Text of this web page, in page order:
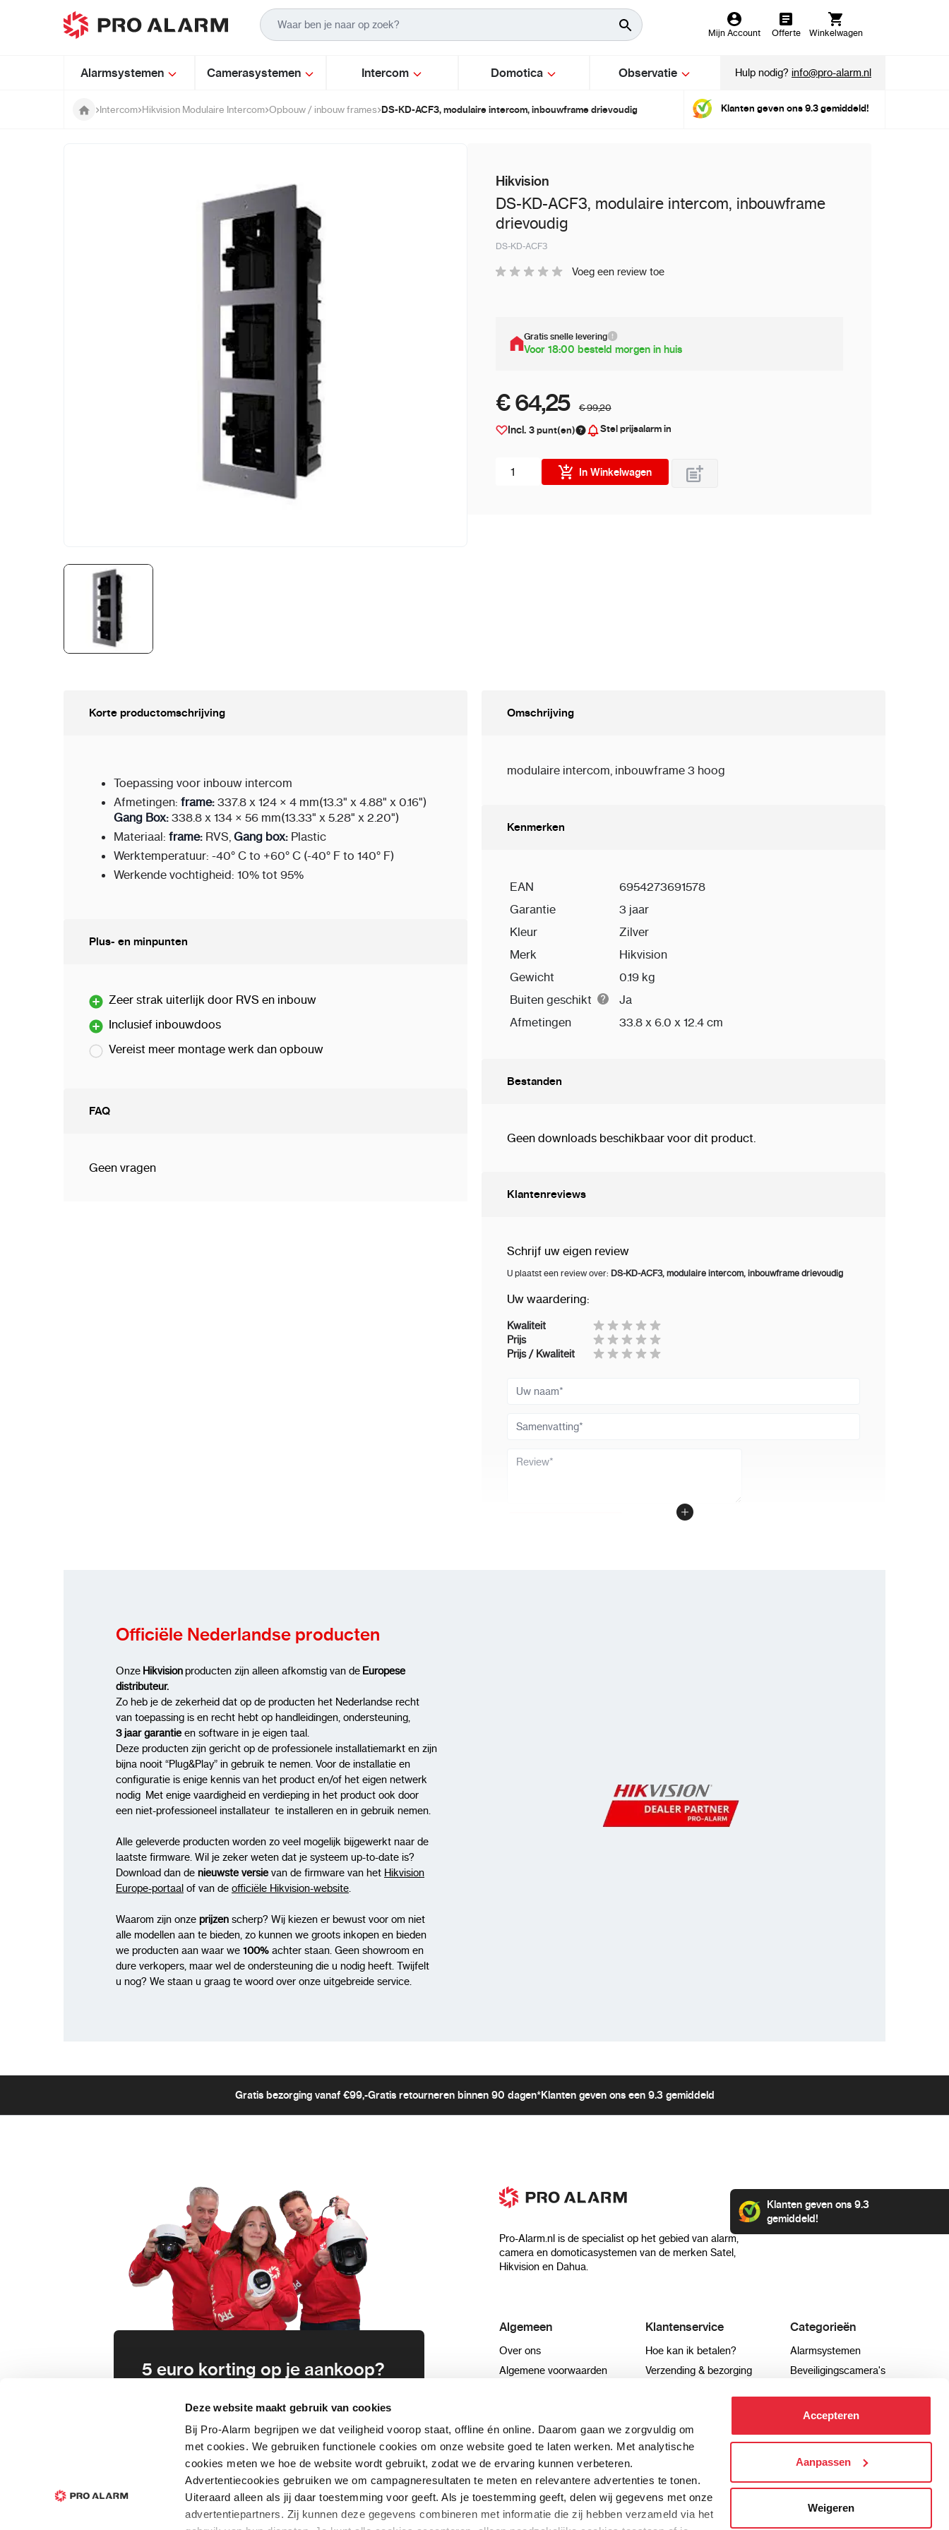
Deze website maakt gebruik van cookies
Bij Pro-Alarm begrijpen we dat veiligheid voorop staat, offline én online. Daarom gaan we zorgvuldig om
met cookies. We gebruiken functionele cookies om onze website goed te laten werken. Met analytische
cookies meten we hoe de website wordt gebruikt, zodat we de ervaring kunnen verbeteren.
Advertentiecookies gebruiken we om campagneresultaten te meten en relevantere advertenties te tonen.
Uiteraard alleen als jij daar toestemming voor geeft. Als je toestemming geeft, delen wij gegevens met onze
advertentiepartners. Zij kunnen deze gegevens combineren met informatie die zij hebben verzameld via het
Accepteren
Aanpassen
Weigeren
Ga naar de inhoud
Mijn Account Offerte Winkelwagen
Alarmsystemen Camerasystemen Intercom Domotica Observatie Hulp nodig?info@pro-alarm.nl
Intercom Hikvision Modulaire Intercom Opbouw / inbouw frames DS-KD-ACF3, modulaire intercom, inbouwframe drievoudig Klanten geven ons 9.3 gemiddeld!
Hikvision
DS-KD-ACF3, modulaire intercom, inbouwframe
drievoudig
DS-KD-ACF3
Voeg een review toe
Gratis snelle levering
Voor 18:00 besteld morgen in huis
€ 64,25 € 99,20
Incl. 3punt(en) Stel prijsalarm in
Aantal stuks
In Winkelwagen
Korte productomschrijving
Toepassing voor inbouw intercom
Afmetingen: frame: 337.8 x 124 × 4 mm(13.3" x 4.88" x 0.16")
Gang Box: 338.8 x 134 × 56 mm(13.33" x 5.28" x 2.20")
Materiaal: frame: RVS, Gang box: Plastic
Werktemperatuur: -40° C to +60° C (-40° F to 140° F)
Werkende vochtigheid: 10% tot 95%
Plus- en minpunten
Zeer strak uiterlijk door RVS en inbouw
Inclusief inbouwdoos
Vereist meer montage werk dan opbouw
FAQ
Geen vragen
Omschrijving
modulaire intercom, inbouwframe 3 hoog
Kenmerken
EAN
6954273691578
Garantie
3 jaar
Kleur
Zilver
Merk
Hikvision
Gewicht
0.19 kg
Buiten geschikt
Ja
Afmetingen
33.8 x 6.0 x 12.4 cm
Bestanden
Geen downloads beschikbaar voor dit product.
Klantenreviews
Schrijf uw eigen review
U plaatst een review over: DS-KD-ACF3, modulaire intercom, inbouwframe drievoudig
Uw waardering:
Kwaliteit
Prijs
Prijs / Kwaliteit
Uw naam
Samenvatting
Review
Officiële Nederlandse producten
Onze Hikvisionproducten zijn alleen afkomstig van de Europese
distributeur.
Zo heb je de zekerheid dat op de producten het Nederlandse recht
van toepassing is en recht hebt op handleidingen, ondersteuning,
3 jaar garantieen software in je eigen taal.
Deze producten zijn gericht op de professionele installatiemarkt en zijn
bijna nooit “Plug&Play” in gebruik te nemen. Voor de installatie en
configuratie is enige kennis van het product en/of het eigen netwerk
nodig Met enige vaardigheid en verdieping in het product ook door
een niet-professioneel installateur te installeren en in gebruik nemen.
Alle geleverde producten worden zo veel mogelijk bijgewerkt naar de
laatste firmware. Wil je zeker weten dat je systeem up-to-date is?
Download dan de nieuwste versievan de firmware van het Hikvision
Europe-portaal of van de officiële Hikvision-website
Waarom zijn onze prijzen scherp? Wij kiezen er bewust voor om niet
alle modellen aan te bieden, zo kunnen we groots inkopen en bieden
we producten aan waar we 100% achter staan. Geen showroom en
dure verkopers, maar wel de ondersteuning die u nodig heeft. Twijfelt
u nog? We staan u graag te woord over onze uitgebreide service.
Gratis bezorging vanaf €99,-Gratis retourneren binnen 90 dagen*Klanten geven ons een 9.3 gemiddeld
5 euro korting op je aankoop?
Schrijf je direct in voor onze nieuwsbrief en
wees als eerste op de hoogte van
aanbiedingen en meer!
Inschrijven
Pro-Alarm.nl is de specialist op het gebied van alarm,
camera en domoticasystemen van de merken Satel,
Hikvision en Dahua.
Klanten geven ons 9.3
gemiddeld!
Algemeen
Over ons
Algemene voorwaarden
Sitemap
Klantenservice
Hoe kan ik betalen?
Verzending & bezorging
Veel gestelde vragen
Categorieën
Alarmsystemen
Beveiligingscamera's
Hikvision camera's
+31332089022 info@pro-alarm.nl Contactformulier